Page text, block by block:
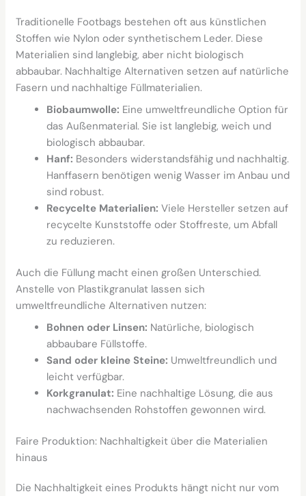
Traditionelle Footbags bestehen oft aus künstlichen
Stoffen wie Nylon oder synthetischem Leder. Diese
Materialien sind langlebig, aber nicht biologisch
abbaubar. Nachhaltige Alternativen setzen auf natürliche
Fasern und nachhaltige Füllmaterialien.
Biobaumwolle: Eine umweltfreundliche Option für
das Außenmaterial. Sie ist langlebig, weich und
biologisch abbaubar.
Hanf: Besonders widerstandsfähig und nachhaltig.
Hanffasern benötigen wenig Wasser im Anbau und
sind robust.
Recycelte Materialien: Viele Hersteller setzen auf
recycelte Kunststoffe oder Stoffreste, um Abfall
zu reduzieren.
Auch die Füllung macht einen großen Unterschied.
Anstelle von Plastikgranulat lassen sich
umweltfreundliche Alternativen nutzen:
Bohnen oder Linsen: Natürliche, biologisch
abbaubare Füllstoffe.
Sand oder kleine Steine: Umweltfreundlich und
leicht verfügbar.
Korkgranulat: Eine nachhaltige Lösung, die aus
nachwachsenden Rohstoffen gewonnen wird.
Faire Produktion: Nachhaltigkeit über die Materialien
hinaus
Die Nachhaltigkeit eines Produkts hängt nicht nur vom